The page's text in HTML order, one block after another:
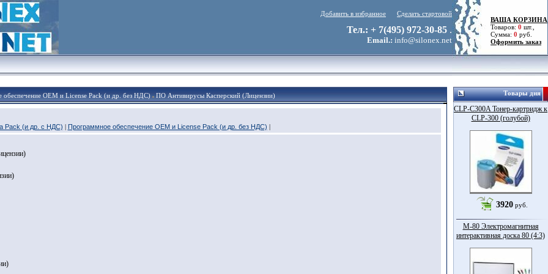
Добавить в избранное Сделать стартовой
Тел.: + 7(495) 972-30-85 .
Email.: info@silonex.net
ВАША КОРЗИНА
Товаров: 0 шт.,
Сумма: 0 руб.
Оформить заказ
обеспечение OEM и License Pack (и др. без НДС) ПО Антивирусы Касперский (Лицензии)
Pack (и др. с НДС) | Программное обеспечение OEM и License Pack (и др. без НДС) |
Товары дня
CLP-C300A Тонер-картридж к
CLP-300 (голубой)
3920 руб.
M-80 Электромагнитная
интерактивная доска 80 (4:3)